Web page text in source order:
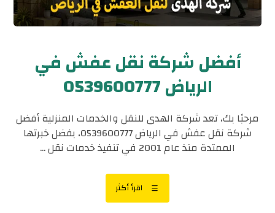
أفضل شركة نقل عفش في
الرياض 0539600777
مرحبًا بك، تعد شركة الهدى للنقل والخدمات المنزلية أفضل
شركة نقل عفش في الرياض 0539600777، بفضل خبرتها
الممتدة منذ عام 2001 في تنفيذ خدمات نقل ...
اقرأ أكثر